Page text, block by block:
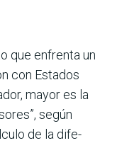
que enfrenta un
con Estados
mayor es la
según
de la dife­